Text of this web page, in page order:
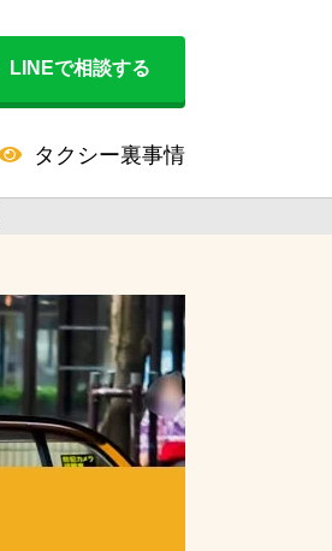
LINEで相談する
タクシー裏事情